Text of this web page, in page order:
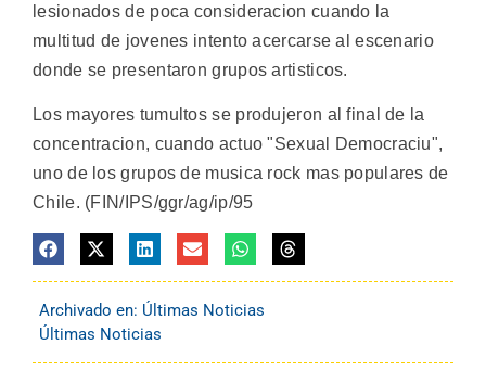
lesionados de poca consideracion cuando la
multitud de jovenes intento acercarse al escenario
donde se presentaron grupos artisticos.
Los mayores tumultos se produjeron al final de la
concentracion, cuando actuo "Sexual Democraciu",
uno de los grupos de musica rock mas populares de
Chile. (FIN/IPS/ggr/ag/ip/95
Archivado en: Últimas Noticias
Últimas Noticias